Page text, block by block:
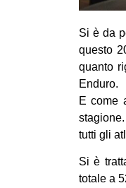
Si è da
questo
quanto
Enduro.
E come
tutti gli
Si è
totale a